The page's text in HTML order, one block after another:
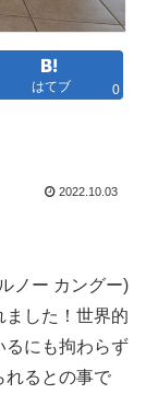
はてブ 0
2022.10.03
ノー カングー)
ました！世界的
るにも拘わらず
れるとの事で